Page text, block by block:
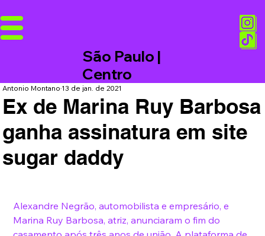
São Paulo |
Centro
Ex de Marina Ruy Barbosa
ganha assinatura em site
sugar daddy
Antonio Montano13 de jan. de 2021
Alexandre Negrão, automobilista e empresário, e
Marina Ruy Barbosa, atriz, anunciaram o fim do